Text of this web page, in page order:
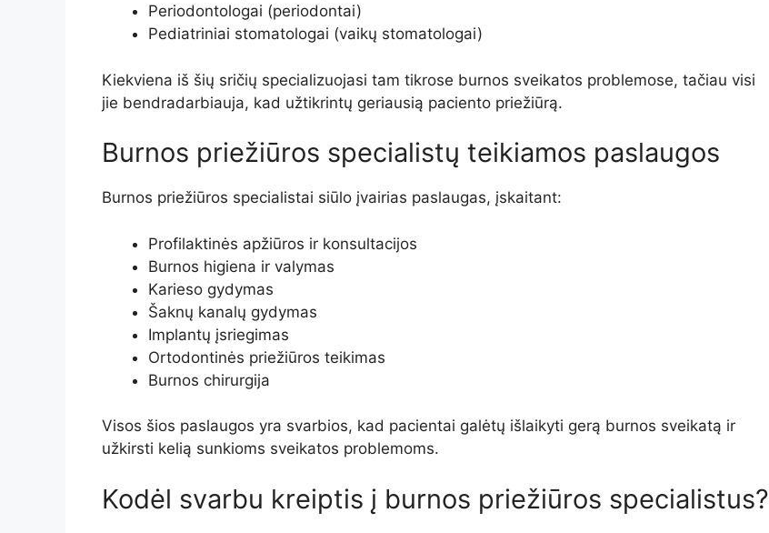
Periodontologai (periodontai)
Pediatriniai stomatologai (vaikų stomatologai)
Kiekviena iš šių sričių specializuojasi tam tikrose burnos sveikatos problemose, tačiau visi
jie bendradarbiauja, kad užtikrintų geriausią paciento priežiūrą.
Burnos priežiūros specialistų teikiamos paslaugos
Burnos priežiūros specialistai siūlo įvairias paslaugas, įskaitant:
Profilaktinės apžiūros ir konsultacijos
Burnos higiena ir valymas
Karieso gydymas
Šaknų kanalų gydymas
Implantų įsriegimas
Ortodontinės priežiūros teikimas
Burnos chirurgija
Visos šios paslaugos yra svarbios, kad pacientai galėtų išlaikyti gerą burnos sveikatą ir
užkirsti kelią sunkioms sveikatos problemoms.
Kodėl svarbu kreiptis į burnos priežiūros specialistus?